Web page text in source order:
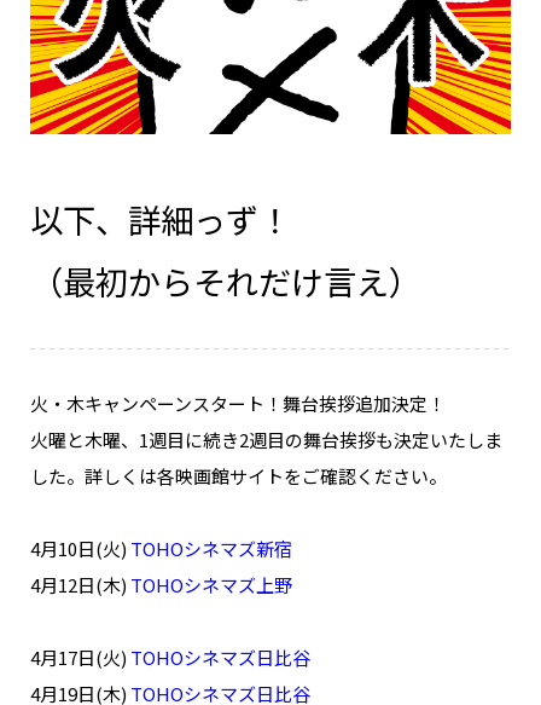
以下、詳細っず！
（最初からそれだけ言え）
火・木キャンペーンスタート！舞台挨拶追加決定！
火曜と木曜、1週目に続き2週目の舞台挨拶も決定いたしま
した。詳しくは各映画館サイトをご確認ください。
4月10日(火) TOHOシネマズ新宿
4月12日(木) TOHOシネマズ上野
4月17日(火) TOHOシネマズ日比谷
4月19日(木) TOHOシネマズ日比谷